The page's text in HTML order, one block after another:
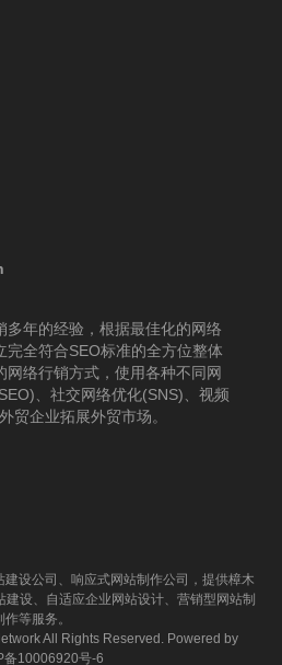
年的经验，根据最佳化的网络
全符合SEO标准的全方位整体
网络行销方式，使用各种不同网
、社交网络优化(SNS)、视频
贸企业拓展外贸市场。
设公司、响应式网站制作公司，提供樟木
设、自适应企业网站设计、营销型网站制
等服务。
All Rights Reserved. Powered by
备10006920号-6